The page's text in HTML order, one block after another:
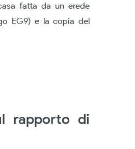
fatta da un erede
EG9) e la copia del
rapporto di